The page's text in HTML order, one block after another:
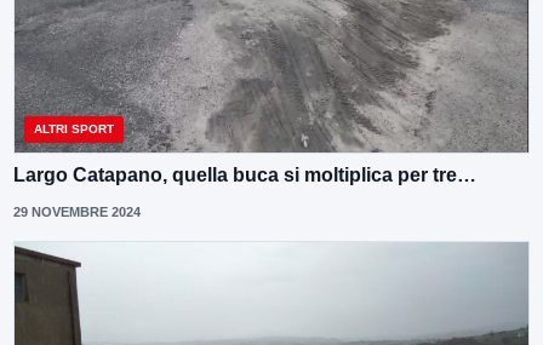
ALTRI SPORT
Largo Catapano, quella buca si moltiplica per tre…
29 NOVEMBRE 2024